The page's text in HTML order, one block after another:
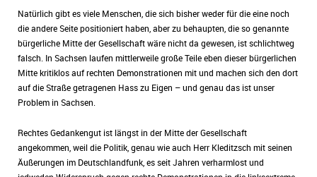
Natürlich gibt es viele Menschen, die sich bisher weder für die eine noch
die andere Seite positioniert haben, aber zu behaupten, die so genannte
bürgerliche Mitte der Gesellschaft wäre nicht da gewesen, ist schlichtweg
falsch. In Sachsen laufen mittlerweile große Teile eben dieser bürgerlichen
Mitte kritiklos auf rechten Demonstrationen mit und machen sich den dort
auf die Straße getragenen Hass zu Eigen – und genau das ist unser
Problem in Sachsen.
Rechtes Gedankengut ist längst in der Mitte der Gesellschaft
angekommen, weil die Politik, genau wie auch Herr Kleditzsch mit seinen
Äußerungen im Deutschlandfunk, es seit Jahren verharmlost und